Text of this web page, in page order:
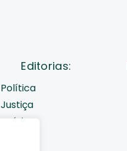
Editorias:
Política
Justiça
Saúde